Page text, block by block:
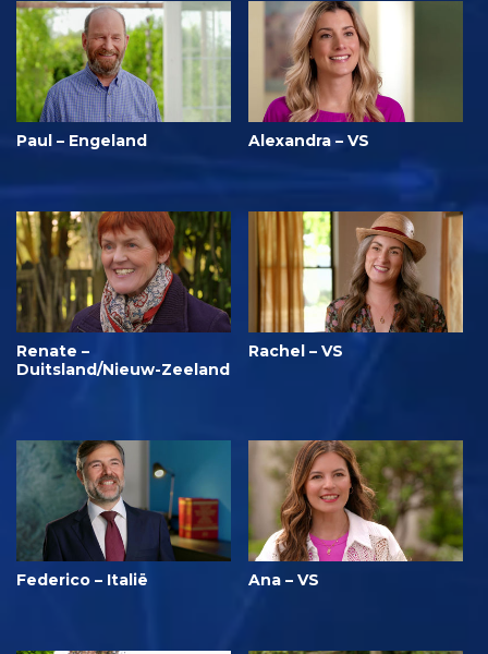
Paul – Engeland Alexandra – VS
Renate –
Duitsland/Nieuw-Zeeland
Rachel – VS
Federico – Italië Ana – VS